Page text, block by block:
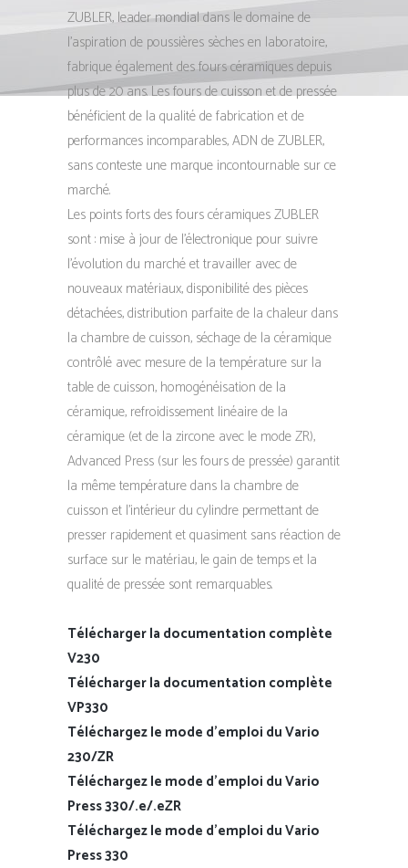
ZUBLER, leader mondial dans le domaine de
l’aspiration de poussières sèches en laboratoire,
fabrique également des fours céramiques depuis
plus de 20 ans. Les fours de cuisson et de pressée
bénéficient de la qualité de fabrication et de
performances incomparables, ADN de ZUBLER,
sans conteste une marque incontournable sur ce
marché.
Les points forts des fours céramiques ZUBLER
sont : mise à jour de l’électronique pour suivre
l’évolution du marché et travailler avec de
nouveaux matériaux, disponibilité des pièces
détachées, distribution parfaite de la chaleur dans
la chambre de cuisson, séchage de la céramique
contrôlé avec mesure de la température sur la
table de cuisson, homogénéisation de la
céramique, refroidissement linéaire de la
céramique (et de la zircone avec le mode ZR),
Advanced Press (sur les fours de pressée) garantit
la même température dans la chambre de
cuisson et l’intérieur du cylindre permettant de
presser rapidement et quasiment sans réaction de
surface sur le matériau, le gain de temps et la
qualité de pressée sont remarquables.
Télécharger la documentation complète
V230
Télécharger la documentation complète
VP330
Téléchargez le mode d’emploi du Vario
230/ZR
Téléchargez le mode d’emploi du Vario
Press 330/.e/.eZR
Téléchargez le mode d’emploi du Vario
Press 330